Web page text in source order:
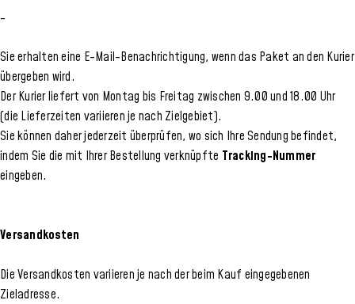
-
Sie erhalten eine E-Mail-Benachrichtigung, wenn das Paket an den Kurier
übergeben wird.
Der Kurier liefert von Montag bis Freitag zwischen 9.00 und 18.00 Uhr
(die Lieferzeiten variieren je nach Zielgebiet).
Sie können daher jederzeit überprüfen, wo sich Ihre Sendung befindet,
indem Sie die mit Ihrer Bestellung verknüpfte Tracking-Nummer
eingeben.
Versandkosten
Die Versandkosten variieren je nach der beim Kauf eingegebenen
Zieladresse.